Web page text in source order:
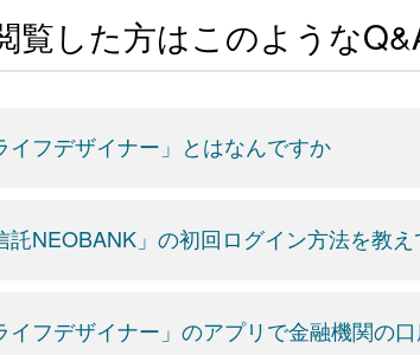
覧した方はこのような
イフデザイナー」とはなんですか
託NEOBANK」の初回ログイン方法を教
イフデザイナー」のアプリで金融機関の